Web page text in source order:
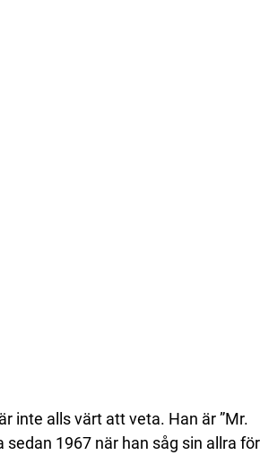
inte alls värt att veta. Han är ”Mr.
1967 när han såg sin allra